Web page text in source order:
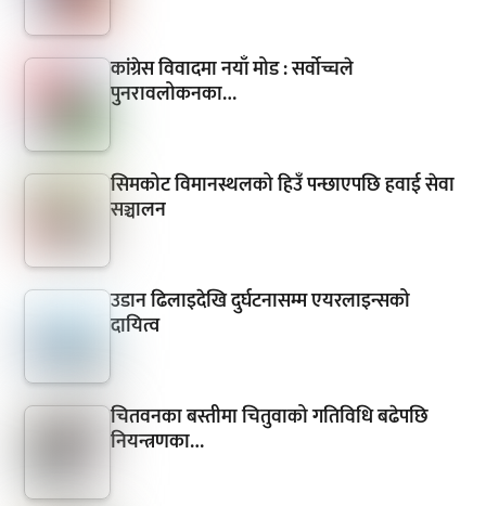
कांग्रेस विवादमा नयाँ मोड : सर्वोच्चले
पुनरावलोकनका…
सिमकोट विमानस्थलको हिउँ पन्छाएपछि हवाई सेवा
सञ्चालन
उडान ढिलाइदेखि दुर्घटनासम्म एयरलाइन्सको
दायित्व
चितवनका बस्तीमा चितुवाको गतिविधि बढेपछि
नियन्त्रणका…